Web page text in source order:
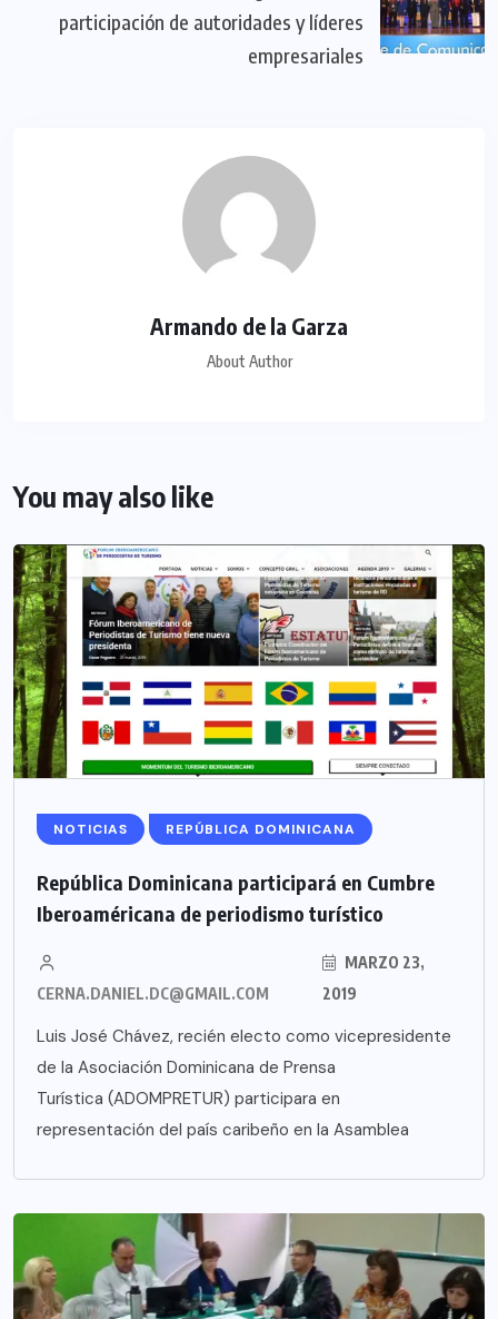
participación de autoridades y líderes
empresariales
Armando de la Garza
About Author
You may also like
NOTICIAS REPÚBLICA DOMINICANA
República Dominicana participará en Cumbre
Iberoaméricana de periodismo turístico
CERNA.DANIEL.DC@GMAIL.COM
MARZO 23,
2019
Luis José Chávez, recién electo como vicepresidente
de la Asociación Dominicana de Prensa
Turística (ADOMPRETUR) participara en
representación del país caribeño en la Asamblea